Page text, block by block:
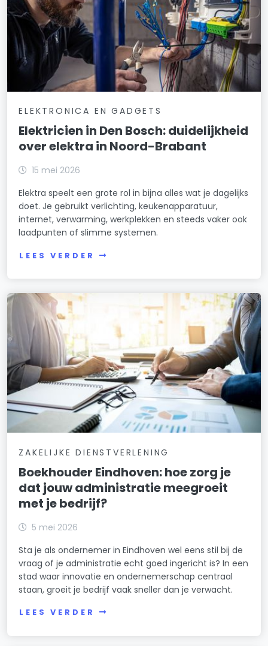
ELEKTRONICA EN GADGETS
Elektricien in Den Bosch: duidelijkheid
over elektra in Noord-Brabant
15 mei 2026
Elektra speelt een grote rol in bijna alles wat je dagelijks
doet. Je gebruikt verlichting, keukenapparatuur,
internet, verwarming, werkplekken en steeds vaker ook
laadpunten of slimme systemen.
LEES VERDER
ZAKELIJKE DIENSTVERLENING
Boekhouder Eindhoven: hoe zorg je
dat jouw administratie meegroeit
met je bedrijf?
5 mei 2026
Sta je als ondernemer in Eindhoven wel eens stil bij de
vraag of je administratie echt goed ingericht is? In een
stad waar innovatie en ondernemerschap centraal
staan, groeit je bedrijf vaak sneller dan je verwacht.
LEES VERDER